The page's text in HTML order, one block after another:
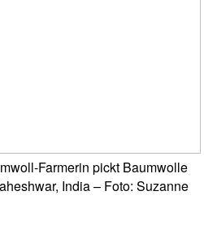
Farmerin pickt Baumwolle
India – Foto: Suzanne